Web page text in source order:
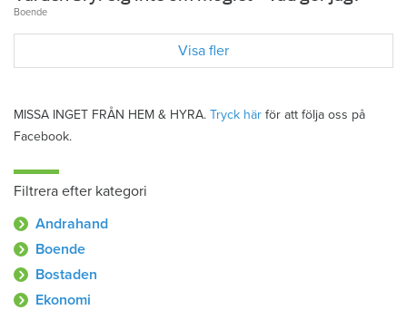
Boende
Visa fler
MISSA INGET FRÅN HEM & HYRA. Tryck här för att följa oss på
Facebook.
Filtrera efter kategori
Andrahand
Boende
Bostaden
Ekonomi